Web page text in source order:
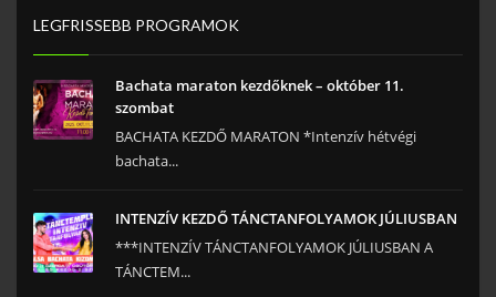
LEGFRISSEBB PROGRAMOK
Bachata maraton kezdőknek – október 11.
szombat
BACHATA KEZDŐ MARATON *Intenzív hétvégi
bachata...
INTENZÍV KEZDŐ TÁNCTANFOLYAMOK JÚLIUSBAN
***INTENZÍV TÁNCTANFOLYAMOK JÚLIUSBAN A
TÁNCTEM...